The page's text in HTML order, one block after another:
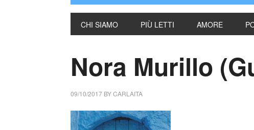
CHI SIAMO PIÙ LETTI AMORE
Nora Murillo
09/10/2017 BYCARLAITA